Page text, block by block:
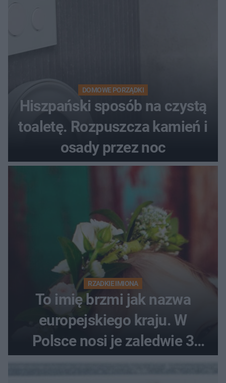
DOMOWE PORZĄDKI
Hiszpański sposób na czystą
toaletę. Rozpuszcza kamień i
osady przez noc
RZADKIE IMIONA
To imię brzmi jak nazwa
europejskiego kraju. W
Polsce nosi je zaledwie 3
kobiety